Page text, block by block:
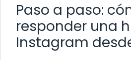
Paso a paso:
responder una
Instagram